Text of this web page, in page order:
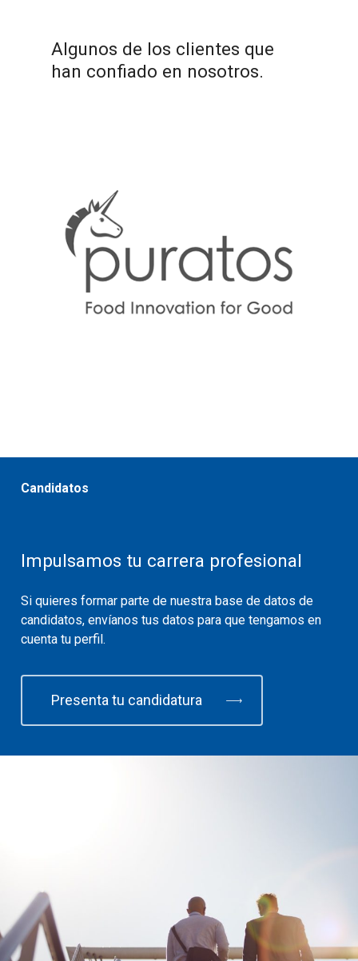
Algunos de los clientes que
han confiado en nosotros.
Candidatos
Impulsamos tu carrera profesional
Si quieres formar parte de nuestra base de datos de
candidatos, envíanos tus datos para que tengamos en
cuenta tu perfil.
Presenta tu candidatura